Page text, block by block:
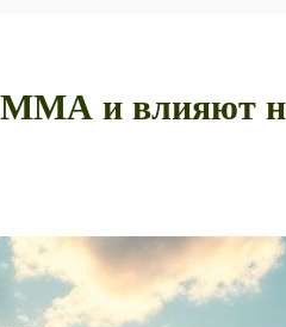
и влияют